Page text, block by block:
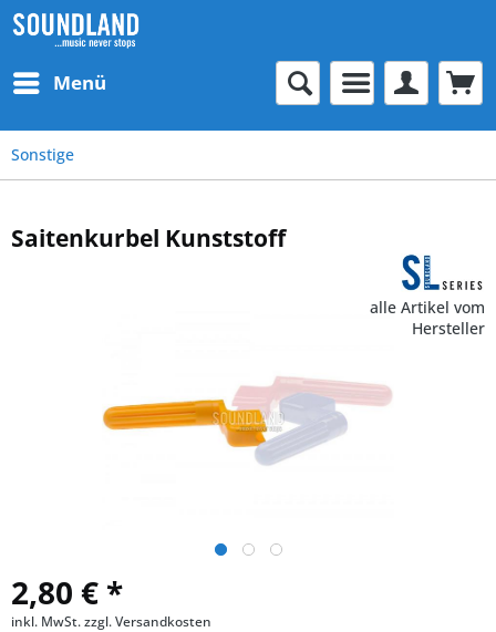
Menü
Sonstige
Saitenkurbel Kunststoff
alle Artikel vom
Hersteller
2,80 € *
inkl. MwSt.zzgl. Versandkosten